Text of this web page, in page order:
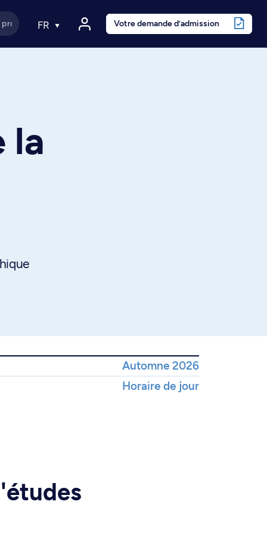
FR Votre demande d’admission
la
Automne 2026
Horaire de jour